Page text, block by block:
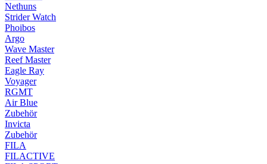
Nethuns
Strider Watch
Phoibos
Argo
Wave Master
Reef Master
Eagle Ray
Voyager
RGMT
Air Blue
Zubehör
Invicta
Zubehör
FILA
FILACTIVE